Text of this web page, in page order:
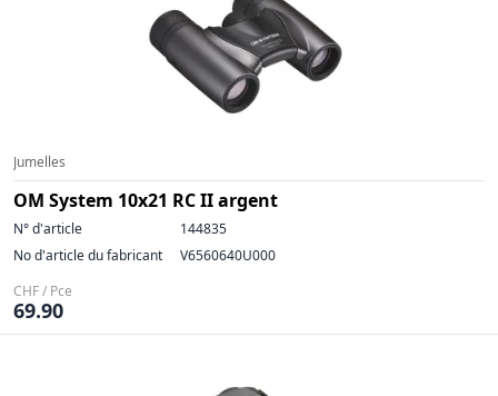
Jumelles
OM System 10x21 RC II argent
N° d'article
144835
No d'article du fabricant
V6560640U000
CHF / Pce
69.90